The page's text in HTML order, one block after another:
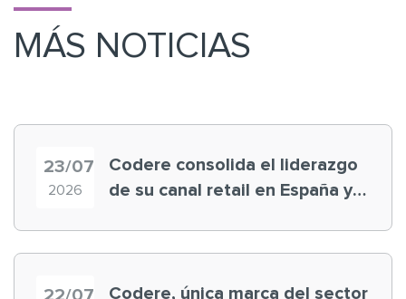
MÁS NOTICIAS
23/07
2026
Codere consolida el liderazgo
de su canal retail en España y
22/07
Codere, única marca del sector